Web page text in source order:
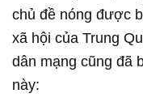
chủ đề nóng được
xã hội của Trung
dân mạng cũng đã
này: